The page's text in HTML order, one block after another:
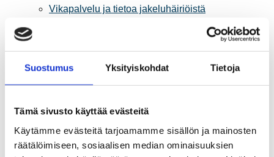
Suostumus Yksityiskohdat Tietoja
Tämä sivusto käyttää evästeitä
Käytämme evästeitä tarjoamamme sisällön ja mainosten
räätälöimiseen, sosiaalisen median ominaisuuksien
Vikapalvelu ja tietoa jakeluhäiriöistä
Tietoa Rauman Energiasta
Vuosikertomukset ja asiakaslehti
Yhteistyöverkosto
Aurinkosähkön hankinta
Energiansäästö kotitaloudessa
Kulutuksen seuranta
Laskutus